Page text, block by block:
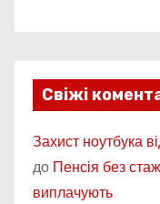
Свіжі
Захист ноутбука
до Пенсія без
виплачують